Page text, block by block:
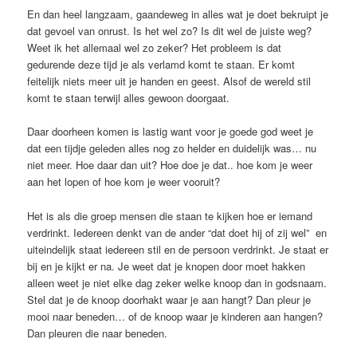
En dan heel langzaam, gaandeweg in alles wat je doet bekruipt je
dat gevoel van onrust. Is het wel zo? Is dit wel de juiste weg?
Weet ik het allemaal wel zo zeker? Het probleem is dat
gedurende deze tijd je als verlamd komt te staan. Er komt
feitelijk niets meer uit je handen en geest. Alsof de wereld stil
komt te staan terwijl alles gewoon doorgaat.
Daar doorheen komen is lastig want voor je goede god weet je
dat een tijdje geleden alles nog zo helder en duidelijk was… nu
niet meer. Hoe daar dan uit? Hoe doe je dat.. hoe kom je weer
aan het lopen of hoe kom je weer vooruit?
Het is als die groep mensen die staan te kijken hoe er iemand
verdrinkt. Iedereen denkt van de ander “dat doet hij of zij wel” en
uiteindelijk staat iedereen stil en de persoon verdrinkt. Je staat er
bij en je kijkt er na. Je weet dat je knopen door moet hakken
alleen weet je niet elke dag zeker welke knoop dan in godsnaam.
Stel dat je de knoop doorhakt waar je aan hangt? Dan pleur je
mooi naar beneden… of de knoop waar je kinderen aan hangen?
Dan pleuren die naar beneden.